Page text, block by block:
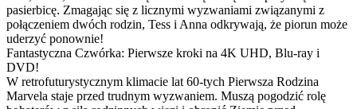
pasierbicę. Zmagając się z licznymi wyzwaniami związanymi z
połączeniem dwóch rodzin, Tess i Anna odkrywają, że piorun może
uderzyć ponownie!
Fantastyczna Czwórka: Pierwsze kroki na 4K UHD, Blu-ray i
DVD!
W retrofuturystycznym klimacie lat 60-tych Pierwsza Rodzina
Marvela staje przed trudnym wyzwaniem. Muszą pogodzić rolę